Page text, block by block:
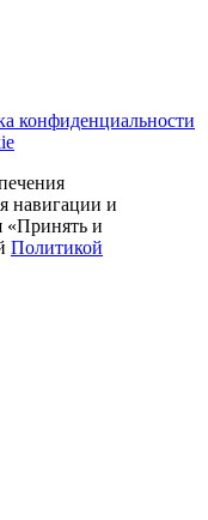
конфиденциальности
навигации и
«Принять и
Политикой